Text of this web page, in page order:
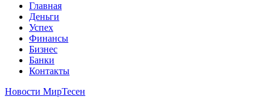
Главная
Деньги
Успех
Финансы
Бизнес
Банки
Контакты
Новости МирТесен